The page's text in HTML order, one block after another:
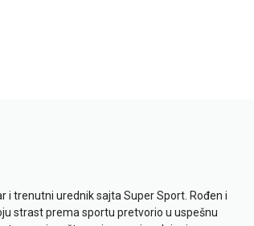
i trenutni urednik sajta Super Sport. Rođen i
strast prema sportu pretvorio u uspešnu